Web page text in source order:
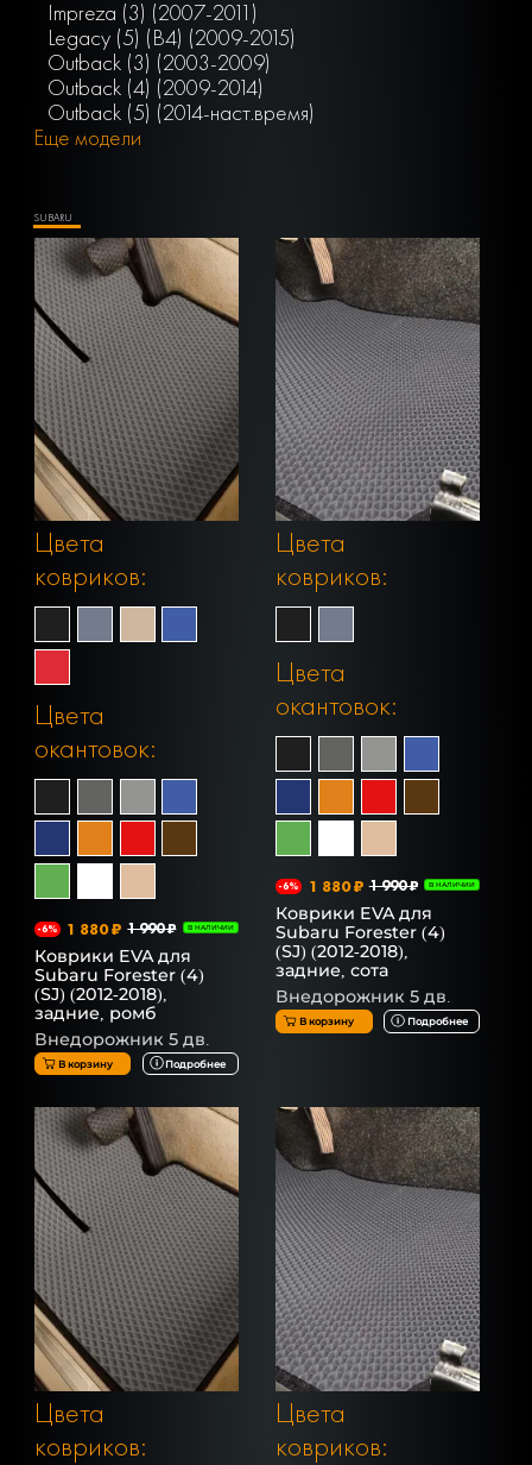
Impreza (3) (2007-2011)
Legacy (5) (B4) (2009-2015)
Outback (3) (2003-2009)
Outback (4) (2009-2014)
Outback (5) (2014-наст.время)
Еще модели
SUBARU
Цвета
ковриков:
Цвета
окантовок:
-6% 1 880 ₽ 1 990 ₽ В НАЛИЧИИ
Коврики EVA для
Subaru Forester (4)
(SJ) (2012-2018),
задние, ромб
Внедорожник 5 дв.
В корзину Подробнее
Цвета
ковриков:
Цвета
окантовок:
-6% 1 880 ₽ 1 990 ₽ В НАЛИЧИИ
Коврики EVA для
Subaru Forester (4)
(SJ) (2012-2018),
задние, сота
Внедорожник 5 дв.
В корзину Подробнее
Цвета
ковриков:
Цвета
ковриков: